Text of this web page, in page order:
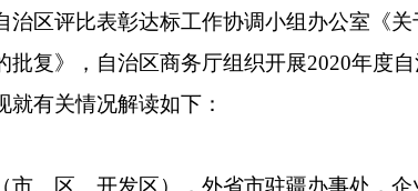
治区评比表彰达标工作协调小组办公室《关
复》
，自治区商务厅组织开展2020年度
有关情况解读如下：
市、区、开发区），外省市驻疆办事处，企